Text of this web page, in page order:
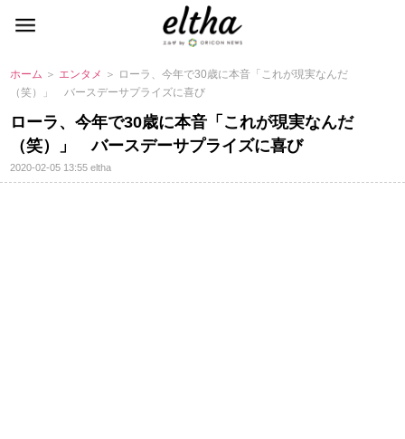
ホーム ＞ エンタメ ＞ ローラ、今年で30歳に本音「これが現実なんだ
（笑）」 バースデーサプライズに喜び
ローラ、今年で30歳に本音「これが現実なんだ
（笑）」 バースデーサプライズに喜び
2020-02-05 13:55eltha